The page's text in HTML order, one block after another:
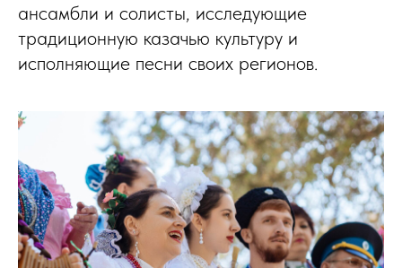
ансамбли и солисты, исследующие
традиционную казачью культуру и
исполняющие песни своих регионов.